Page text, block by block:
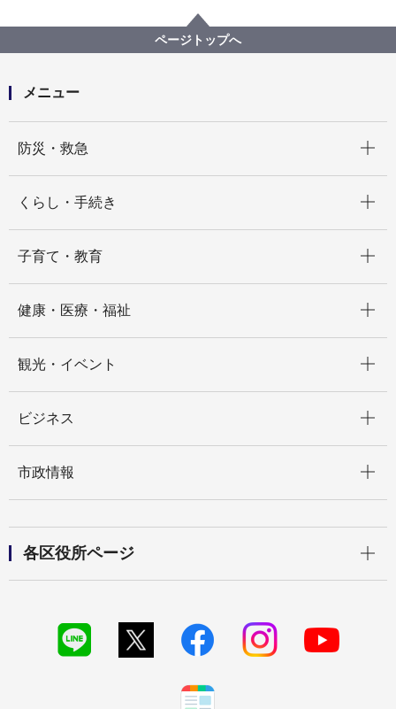
セミナー・イベント情報
登録団体による譲渡会のお知らせ
ページトップへ
メニュー
防災・救急
くらし・手続き
子育て・教育
健康・医療・福祉
観光・イベント
ビジネス
市政情報
各区役所ページ